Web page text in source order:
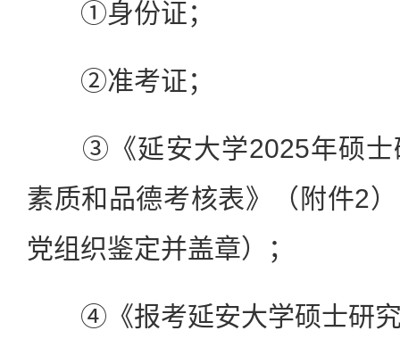
①身份证；
②准考证；
③《延安大学2025年硕士
素质和品德考核表》（附件2
党组织鉴定并盖章）；
④《报考延安大学硕士研究